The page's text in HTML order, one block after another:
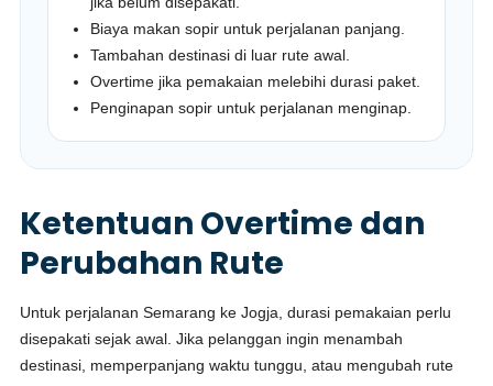
Biaya makan sopir untuk perjalanan panjang.
Tambahan destinasi di luar rute awal.
Overtime jika pemakaian melebihi durasi paket.
Penginapan sopir untuk perjalanan menginap.
Ketentuan Overtime dan
Perubahan Rute
Untuk perjalanan Semarang ke Jogja, durasi pemakaian perlu
disepakati sejak awal. Jika pelanggan ingin menambah
destinasi, memperpanjang waktu tunggu, atau mengubah rute